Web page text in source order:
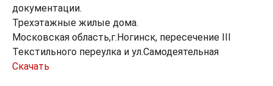
документации.
Трехэтажные жилые дома.
Московская область,г.Ногинск, пересечение III
Текстильного переулка и ул.Самодеятельная
Скачать